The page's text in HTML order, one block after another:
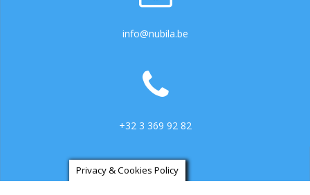
info@nubila.be
+32 3 369 92 82
Privacy & Cookies Policy